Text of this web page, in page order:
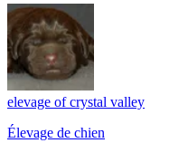
elevage of crystal valley
Élevage de chien